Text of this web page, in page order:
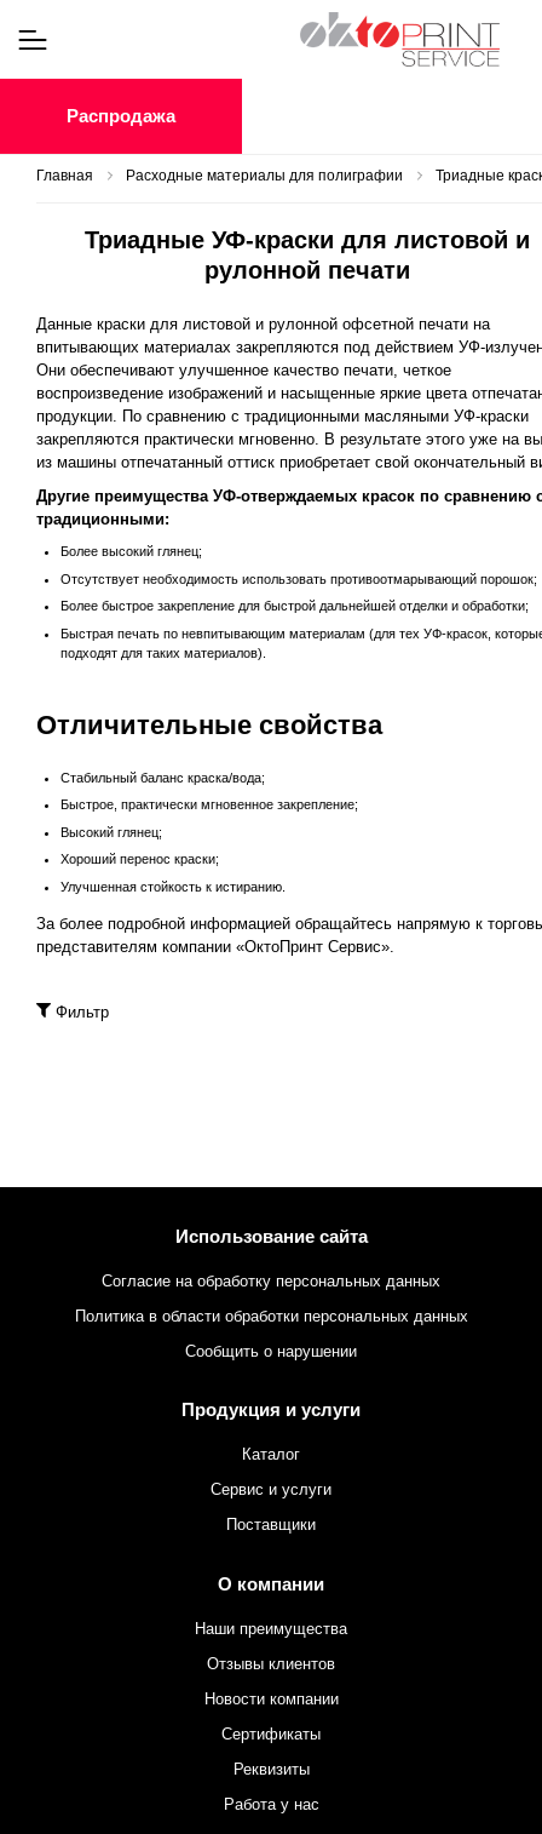
Распродажа
Главная Расходные материалы для полиграфии Триадные
Триадные УФ-краски для листовой и
рулонной печати
Данные краски для листовой и рулонной офсетной печати на
впитывающих материалах закрепляются под действием УФ-
Они обеспечивают улучшенное качество печати, четкое
воспроизведение изображений и насыщенные яркие цвета
продукции. По сравнению с традиционными масляными УФ-краски
закрепляются практически мгновенно. В результате этого уже на
из машины отпечатанный оттиск приобретает свой окончательный
Другие преимущества УФ-отверждаемых красок по сравнению
традиционными:
Более высокий глянец;
Отсутствует необходимость использовать противоотмарывающий порошок;
Более быстрое закрепление для быстрой дальнейшей отделки и обработки;
Быстрая печать по невпитывающим материалам (для тех УФ-красок,
подходят для таких материалов).
Отличительные свойства
Стабильный баланс краска/вода;
Быстрое, практически мгновенное закрепление;
Высокий глянец;
Хороший перенос краски;
Улучшенная стойкость к истиранию.
За более подробной информацией обращайтесь напрямую к
представителям компании «ОктоПринт Сервис».
Фильтр
Использование сайта
Согласие на обработку персональных данных
Политика в области обработки персональных данных
Сообщить о нарушении
Продукция и услуги
Каталог
Сервис и услуги
Поставщики
О компании
Наши преимущества
Отзывы клиентов
Новости компании
Сертификаты
Реквизиты
Работа у нас